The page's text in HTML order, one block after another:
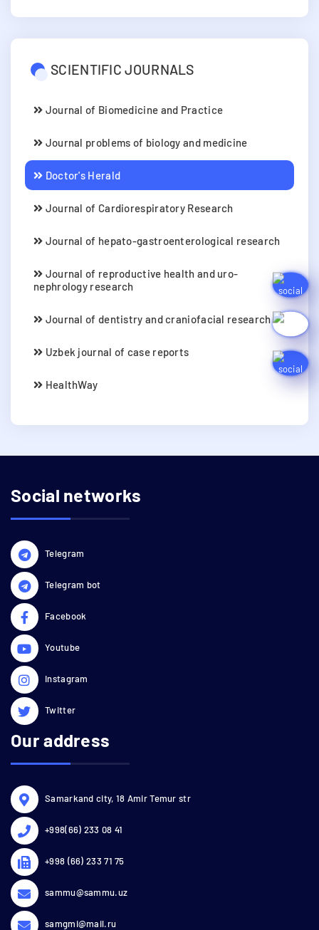
SCIENTIFIC JOURNALS
Journal of Biomedicine and Practice
Journal problems of biology and medicine
Doctor's Herald
Journal of Cardiorespiratory Research
Journal of hepato-gastroenterological research
Journal of reproductive health and uro-
nephrology research
Journal of dentistry and craniofacial research
Uzbek journal of case reports
HealthWay
Social networks
Telegram
Telegram bot
Facebook
Youtube
Instagram
Twitter
Our address
Samarkand city, 18 Amir Temur str
+998(66) 233 08 41
+998 (66) 233 71 75
sammu@sammu.uz
samgmi@mail.ru